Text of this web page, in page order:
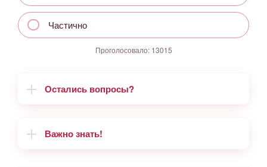
Частично
Проголосовало: 13015
Остались вопросы?
Важно знать!